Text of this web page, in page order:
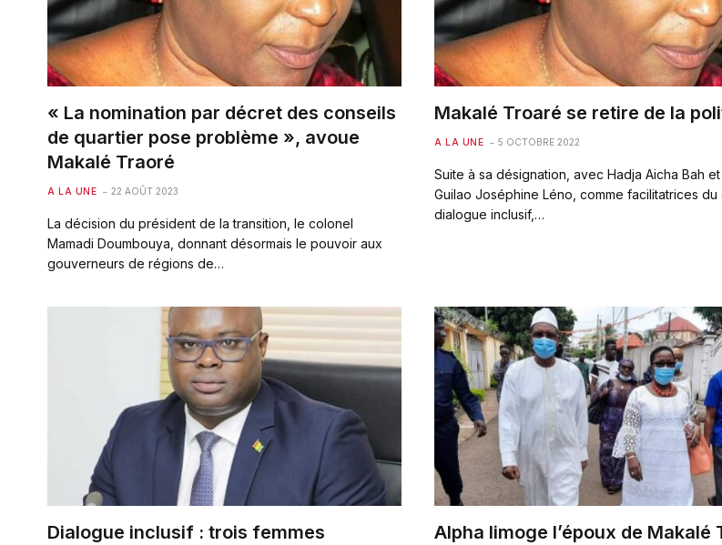
« La nomination par décret des conseils
de quartier pose problème », avoue
Makalé Traoré
A LA UNE 22 AOÛT 2023
La décision du président de la transition, le colonel
Mamadi Doumbouya, donnant désormais le pouvoir aux
gouverneurs de régions de…
Makalé Troaré se retire de la
A LA UNE 5 OCTOBRE 2022
Suite à sa désignation, avec Hadja Aicha Bah et
Guilao Joséphine Léno, comme facilitatrices
dialogue inclusif,…
Dialogue inclusif : trois femmes
Alpha limoge l’époux de Makalé